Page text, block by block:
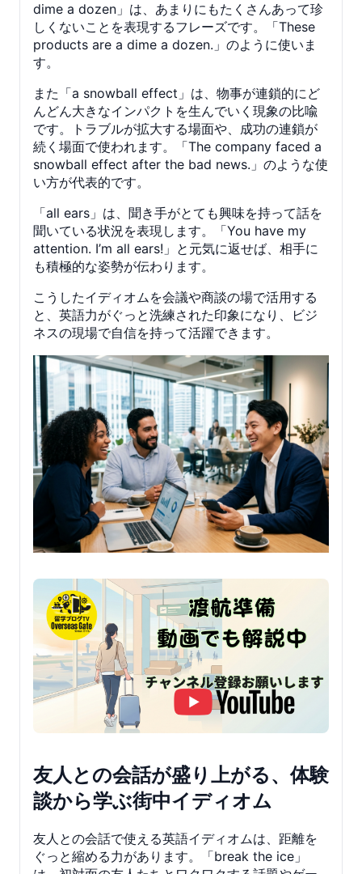
dime a dozen」は、あまりにもたくさんあって珍
しくないことを表現するフレーズです。「These
products are a dime a dozen.」のように使いま
す。
また「a snowball effect」は、物事が連鎖的にど
んどん大きなインパクトを生んでいく現象の比喩
です。トラブルが拡大する場面や、成功の連鎖が
続く場面で使われます。「The company faced a
snowball effect after the bad news.」のような使
い方が代表的です。
「all ears」は、聞き手がとても興味を持って話を
聞いている状況を表現します。「You have my
attention. I’m all ears!」と元気に返せば、相手に
も積極的な姿勢が伝わります。
こうしたイディオムを会議や商談の場で活用する
と、英語力がぐっと洗練された印象になり、ビジ
ネスの現場で自信を持って活躍できます。
友人との会話が盛り上がる、体験
談から学ぶ街中イディオム
友人との会話で使える英語イディオムは、距離を
ぐっと縮める力があります。「break the ice」